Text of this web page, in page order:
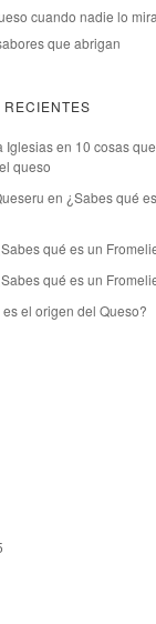
cuando nadie lo
que abrigan
RECIENTES
Iglesiasen 10 cosas
queso
en ¿Sabes qué
qué es un
qué es un
el origen del Queso?